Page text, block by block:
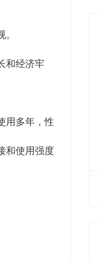
和经济牢
用多年，性
和使用强度